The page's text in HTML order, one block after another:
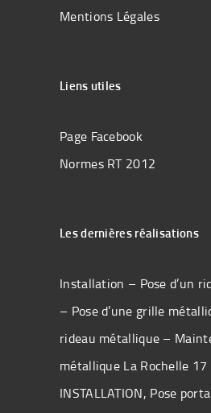
Mentions Légales
Liens utiles
Page Facebook
Normes RT 2012
Les dernières réalisations
Installation – Pose d’un
– Pose d’une grille
rideau métallique –
métallique La Rochelle 17
INSTALLATION, Pose